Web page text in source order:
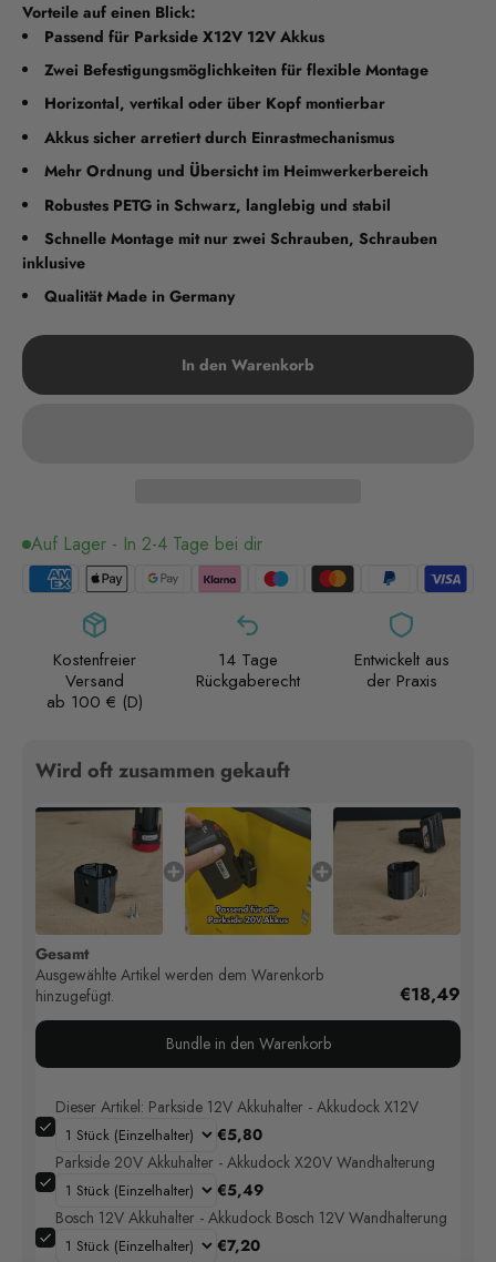
Vorteile auf einen Blick:
Passend für Parkside X12V 12V Akkus
Zwei Befestigungsmöglichkeiten für flexible Montage
Horizontal, vertikal oder über Kopf montierbar
Akkus sicher arretiert durch Einrastmechanismus
Mehr Ordnung und Übersicht im Heimwerkerbereich
Robustes PETG in Schwarz, langlebig und stabil
Schnelle Montage mit nur zwei Schrauben, Schrauben
inklusive
Qualität Made in Germany
In den Warenkorb
Auf Lager - In 2-4 Tage bei dir
Kostenfreier
Versand
ab 100 € (D)
14 Tage
Rückgaberecht
Entwickelt aus
der Praxis
Wird oft zusammen gekauft
Gesamt
Ausgewählte Artikel werden dem Warenkorb
hinzugefügt.
€18,49
Bundle in den Warenkorb
Dieser Artikel: Parkside 12V Akkuhalter - Akkudock X12V
€5,80
Parkside 20V Akkuhalter - Akkudock X20V Wandhalterung
€5,49
Bosch 12V Akkuhalter - Akkudock Bosch 12V Wandhalterung
€7,20